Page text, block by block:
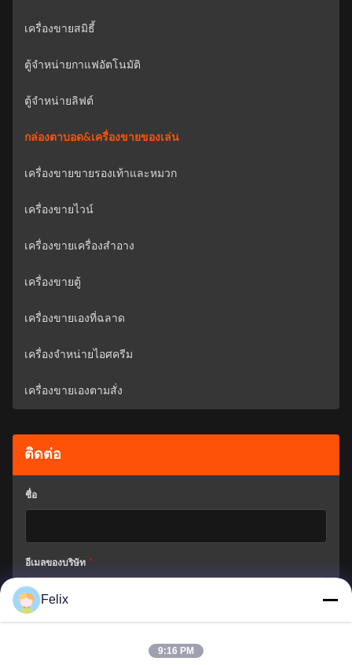
เครื่องขายสมิธี้
ตู้จำหน่ายกาแฟอัตโนมัติ
ตู้จำหน่ายลิฟต์
กล่องตาบอด&เครื่องขายของเล่น
เครื่องขายขายรองเท้าและหมวก
เครื่องขายไวน์
เครื่องขายเครื่องสําอาง
เครื่องขายตู้
เครื่องขายเองที่ฉลาด
เครื่องจำหน่ายไอศครีม
เครื่องขายเองตามสั่ง
ติดต่อ
ชื่อ
อีเมลของบริษัท *
Felix
9:16 PM